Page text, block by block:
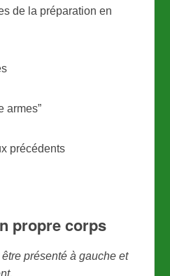
de la préparation en
armes”
précédents
propre corps
présenté à gauche et